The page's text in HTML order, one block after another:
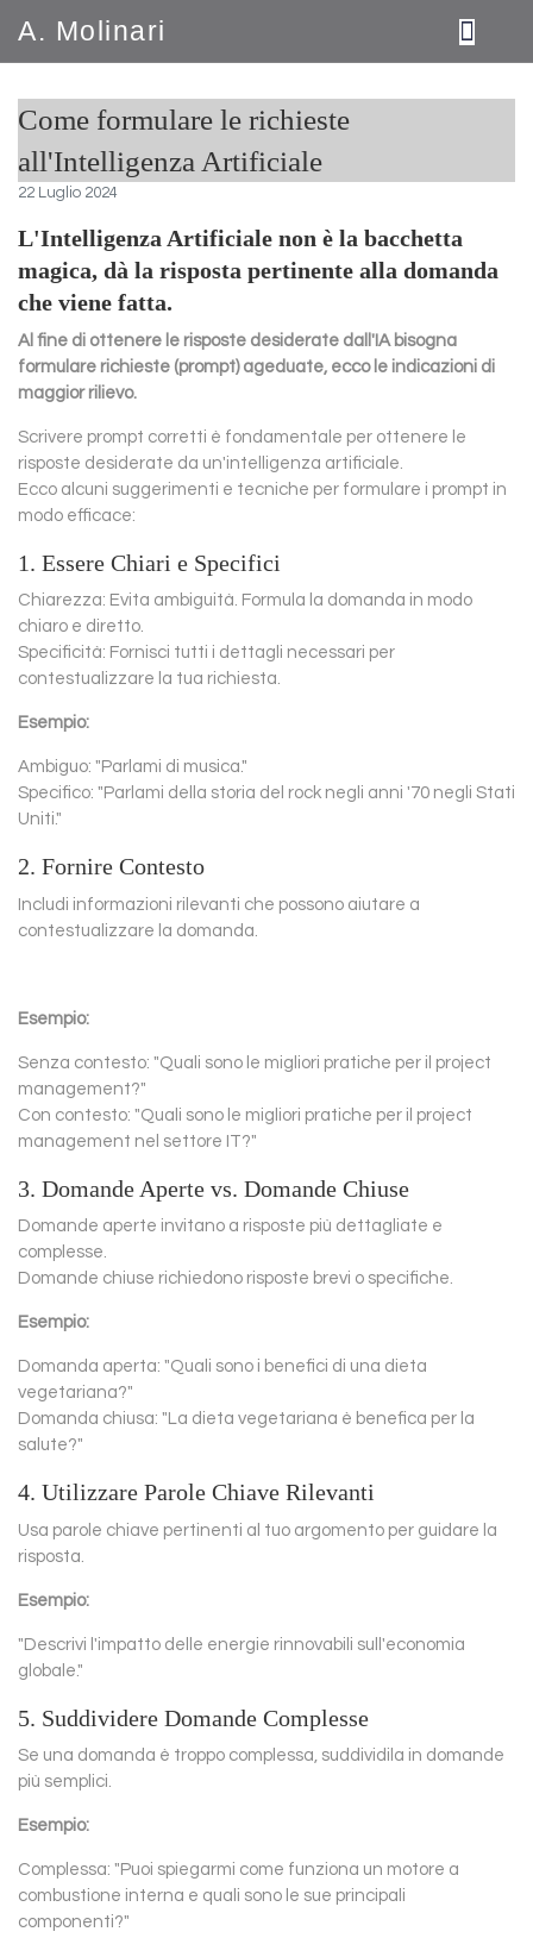
A. Molinari
Come formulare le richieste
all'Intelligenza Artificiale
22 Luglio 2024
L'Intelligenza Artificiale non è la bacchetta
magica, dà la risposta pertinente alla domanda
che viene fatta.
Al fine di ottenere le risposte desiderate dall'IA bisogna
formulare richieste (prompt) ageduate, ecco le indicazioni di
maggior rilievo.
Scrivere prompt corretti è fondamentale per ottenere le
risposte desiderate da un'intelligenza artificiale.
Ecco alcuni suggerimenti e tecniche per formulare i prompt in
modo efficace:
1. Essere Chiari e Specifici
Chiarezza: Evita ambiguità. Formula la domanda in modo
chiaro e diretto.
Specificità: Fornisci tutti i dettagli necessari per
contestualizzare la tua richiesta.
Esempio:
Ambiguo: "Parlami di musica."
Specifico: "Parlami della storia del rock negli anni '70 negli Stati
Uniti."
2. Fornire Contesto
Includi informazioni rilevanti che possono aiutare a
contestualizzare la domanda.
Esempio:
Senza contesto: "Quali sono le migliori pratiche per il project
management?"
Con contesto: "Quali sono le migliori pratiche per il project
management nel settore IT?"
3. Domande Aperte vs. Domande Chiuse
Domande aperte invitano a risposte più dettagliate e
complesse.
Domande chiuse richiedono risposte brevi o specifiche.
Esempio:
Domanda aperta: "Quali sono i benefici di una dieta
vegetariana?"
Domanda chiusa: "La dieta vegetariana è benefica per la
salute?"
4. Utilizzare Parole Chiave Rilevanti
Usa parole chiave pertinenti al tuo argomento per guidare la
risposta.
Esempio:
"Descrivi l'impatto delle energie rinnovabili sull'economia
globale."
5. Suddividere Domande Complesse
Se una domanda è troppo complessa, suddividila in domande
più semplici.
Esempio:
Complessa: "Puoi spiegarmi come funziona un motore a
combustione interna e quali sono le sue principali
componenti?"